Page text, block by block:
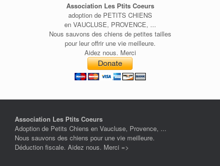
Association Les Ptits Coeurs
adoption de PETITS CHIENS
en VAUCLUSE, PROVENCE, ...
Nous sauvons des chiens de petites tailles
pour leur offrir une vie meilleure.
Aidez nous. Merci
Association Les Ptits Coeurs
Adoption de Petits Chiens en Vaucluse, Provence, ...
Nous sauvons des chiens pour une vie meilleure.
Déduction fiscale. Aidez nous. Merci =>